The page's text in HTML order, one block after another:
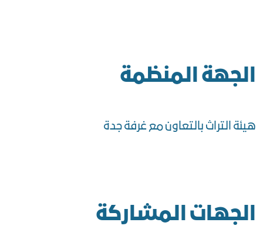
الجهة المنظمة
هيئة التراث بالتعاون مع غرفة جدة
الجهات المشاركة